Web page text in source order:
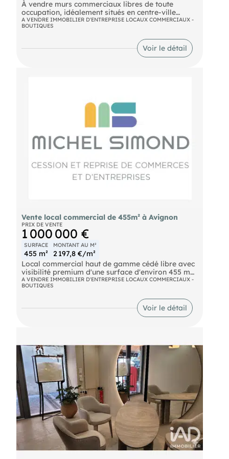
À vendre murs commerciaux libres de toute
occupation, idéalement situés en centre-ville
d'Orange. Local de 33 m² offrant une vitrine sur
rue et de nombreuses possibilités d'exploitation.
loyer 600 euros/mois Prix : 92 keuros
A VENDRE IMMOBILIER D'ENTREPRISE LOCAUX COMMERCIAUX -
BOUTIQUES
Voir le détail
Vente local commercial de 455m² à Avignon
PRIX DE VENTE
1 000 000 €
SURFACE
455 m²
MONTANT AU M²
2 197,8 €/m²
Local commercial haut de gamme cédé libre avec
visibilité premium d'une surface d'environ 455 m2
Loyer potentiel : 90 Keuros /an HT HC + TF Vente
des murs 1 Meuros
A VENDRE IMMOBILIER D'ENTREPRISE LOCAUX COMMERCIAUX -
BOUTIQUES
Voir le détail